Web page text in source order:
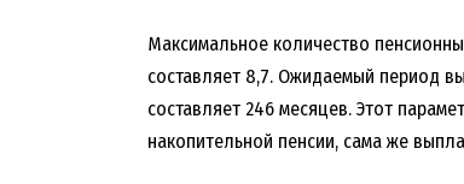
Максимальное количество
составляет 8,7. Ожидаемый период
составляет 246 месяцев. Этот
накопительной пенсии, сама же